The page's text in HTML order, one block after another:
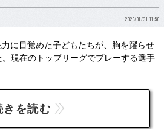
2020/01/31 11:50
に目覚めた子どもたちが、胸を躍らせ
現在のトップリーグでプレーする選手
きを読む